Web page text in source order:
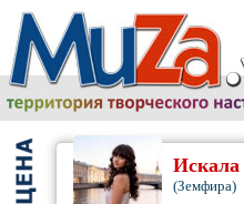
Искала
(Земфира)